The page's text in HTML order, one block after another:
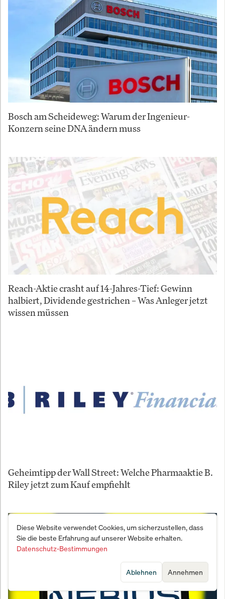
Bosch am Scheideweg: Warum der Ingenieur-
Konzern seine DNA ändern muss
Reach-Aktie crasht auf 14-Jahres-Tief: Gewinn
halbiert, Dividende gestrichen – Was Anleger jetzt
wissen müssen
Geheimtipp der Wall Street: Welche Pharmaaktie B.
Riley jetzt zum Kauf empfiehlt
Diese Website verwendet Cookies, um sicherzustellen, dass
Sie die beste Erfahrung auf unserer Website erhalten.
Datenschutz-Bestimmungen
Annehmen
Ablehnen